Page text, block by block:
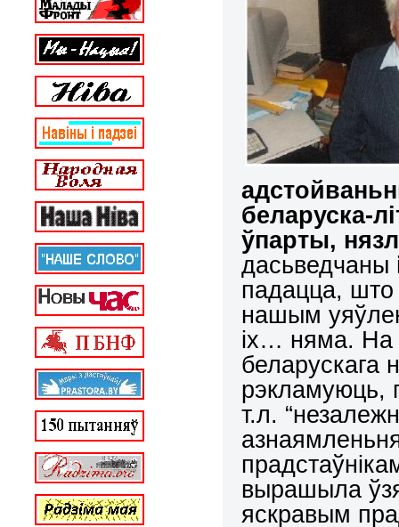
беларуска-
ўпарты,
дасьведчаны
падацца, што
нашым
іх… няма. На
беларускага
рэкламуюць,
т.л.
вырашыла
яскравым